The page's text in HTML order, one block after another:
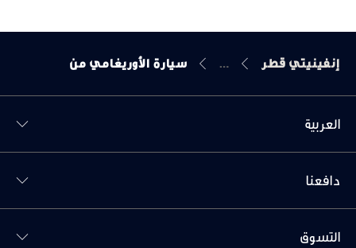
إنفينيتي قطر سيارة الأوريغامي من
العربية
دافعنا
التسوق